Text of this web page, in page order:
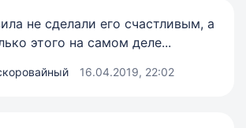
не сделали его счастливым, а
этого на самом деле...
16.04.2019, 22:02